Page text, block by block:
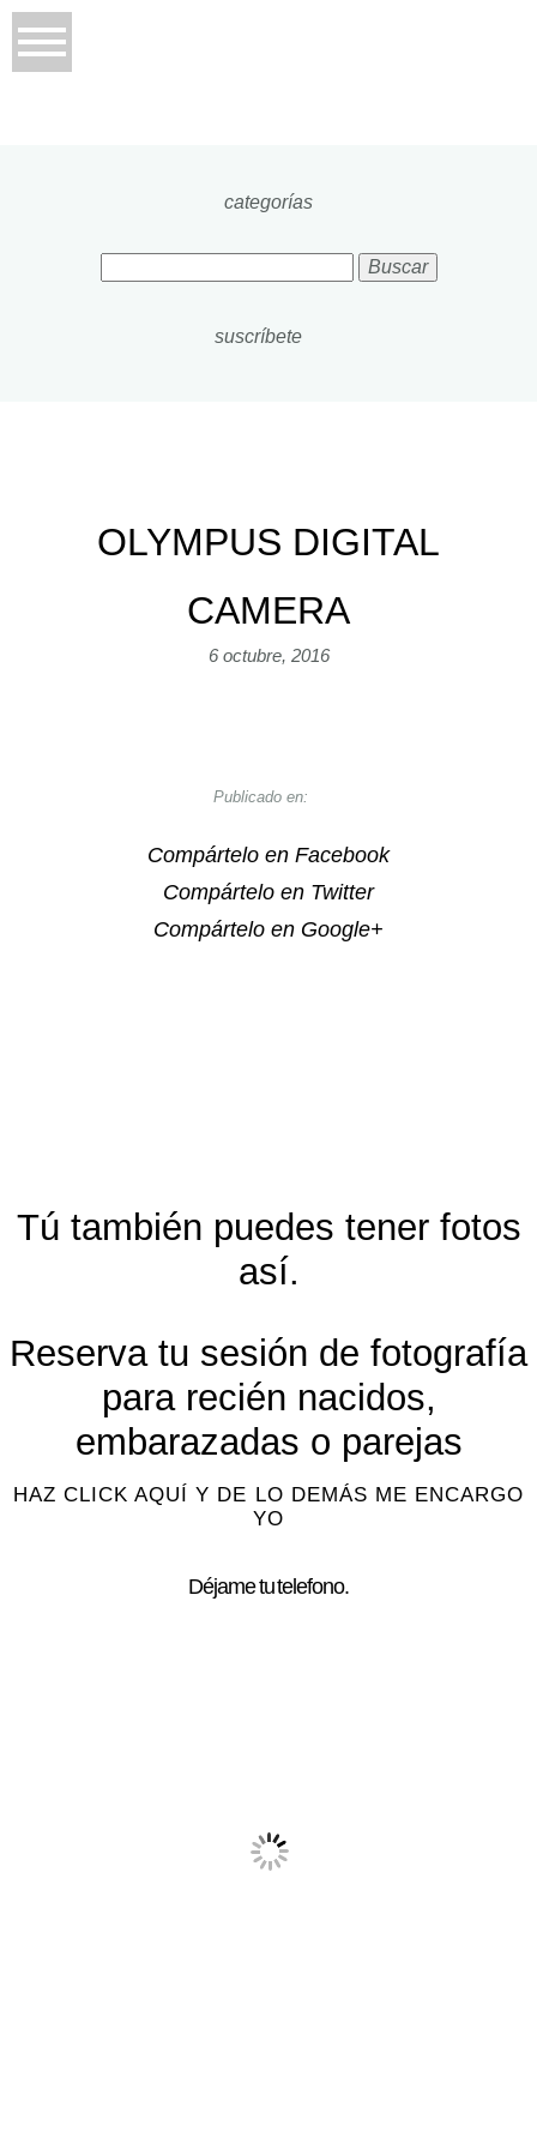
categorías
suscríbete
OLYMPUS DIGITAL
CAMERA
6 octubre, 2016
Publicado en:
Compártelo en Facebook
Compártelo en Twitter
Compártelo en Google+
Tú también puedes tener fotos
así.
Reserva tu sesión de fotografía
para recién nacidos,
embarazadas o parejas
HAZ CLICK AQUÍ Y DE LO DEMÁS ME ENCARGO
YO
Déjame tu telefono.